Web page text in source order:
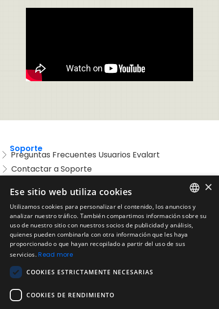
Soporte
Preguntas Frecuentes Usuarios Evalart
Contactar a Soporte
Legal
Condiciones de Servicio
Aviso de privacidad
Política de cookies
Política de devoluciones
Acuerdo de licencia de usuario
Aviso legal
Política de uso aceptable
ENGLISH
SPANISH
×
Ese sitio web utiliza cookies
Utilizamos cookies para personalizar el contenido, los anuncios y
analizar nuestro tráfico. También compartimos información sobre su
uso de nuestro sitio con nuestros socios de publicidad y análisis,
quienes pueden combinarla con otra información que les haya
proporcionado o que hayan recopilado a partir del uso de sus
servicios.Read more
COOKIES ESTRICTAMENTE NECESARIAS
COOKIES DE RENDIMIENTO